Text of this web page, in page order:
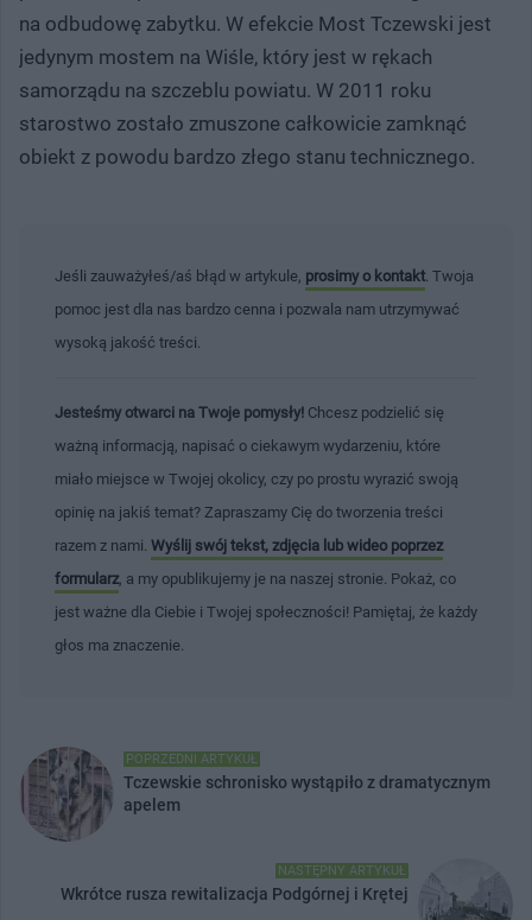
na odbudowę zabytku. W efekcie Most Tczewski jest
jedynym mostem na Wiśle, który jest w rękach
samorządu na szczeblu powiatu. W 2011 roku
starostwo zostało zmuszone całkowicie zamknąć
obiekt z powodu bardzo złego stanu technicznego.
Jeśli zauważyłeś/aś błąd w artykule, prosimy o kontakt . Twoja
pomoc jest dla nas bardzo cenna i pozwala nam utrzymywać
wysoką jakość treści.
Jesteśmy otwarci na Twoje pomysły! Chcesz podzielić się
ważną informacją, napisać o ciekawym wydarzeniu, które
miało miejsce w Twojej okolicy, czy po prostu wyrazić swoją
opinię na jakiś temat? Zapraszamy Cię do tworzenia treści
razem z nami. Wyślij swój tekst, zdjęcia lub wideo poprzez
formularz , a my opublikujemy je na naszej stronie. Pokaż, co
jest ważne dla Ciebie i Twojej społeczności! Pamiętaj, że każdy
głos ma znaczenie.
POPRZEDNI ARTYKUŁ
Tczewskie schronisko wystąpiło z dramatycznym
apelem
NASTĘPNY ARTYKUŁ
Wkrótce rusza rewitalizacja Podgórnej i Krętej